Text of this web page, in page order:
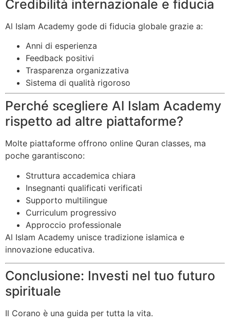
Credibilità internazionale e fiducia
Al Islam Academy gode di fiducia globale grazie a:
Anni di esperienza
Feedback positivi
Trasparenza organizzativa
Sistema di qualità rigoroso
Perché scegliere Al Islam Academy
rispetto ad altre piattaforme?
Molte piattaforme offrono online Quran classes, ma
poche garantiscono:
Struttura accademica chiara
Insegnanti qualificati verificati
Supporto multilingue
Curriculum progressivo
Approccio professionale
Al Islam Academy unisce tradizione islamica e
innovazione educativa.
Conclusione: Investi nel tuo futuro
spirituale
Il Corano è una guida per tutta la vita.